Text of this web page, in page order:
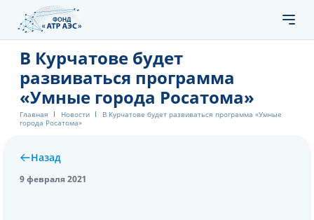
В Курчатове будет
развиваться программа
«Умные города Росатома»
Главная Новости
В Курчатове будет развиваться программа «Умные
города Росатома»
Назад
9 февраля 2021